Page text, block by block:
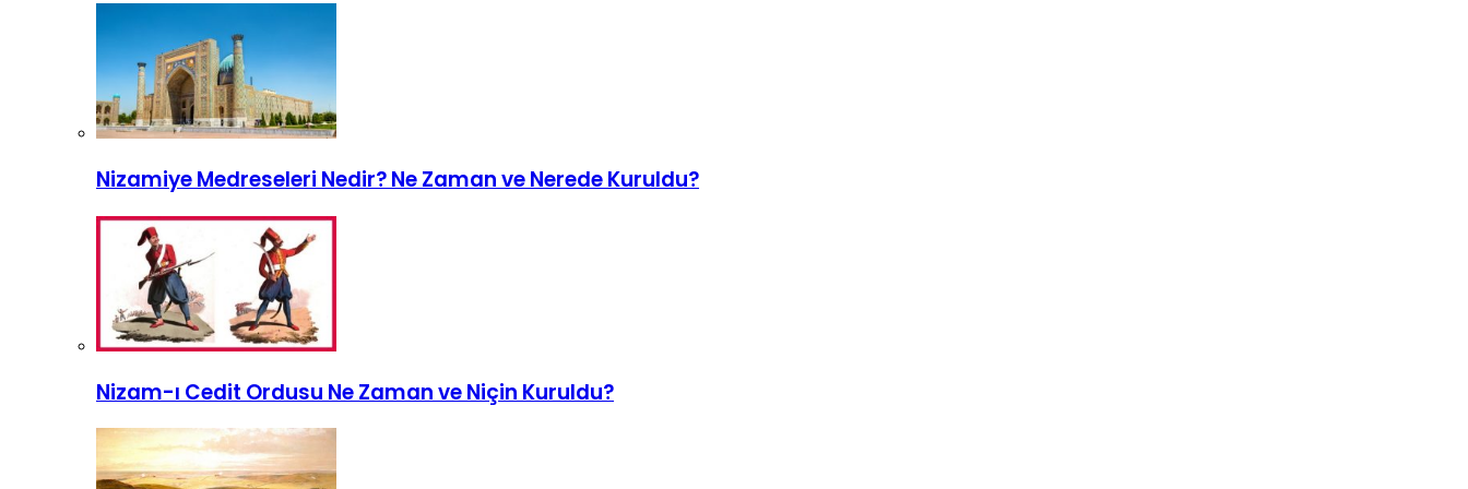
Nizamiye Medreseleri Nedir? Ne Zaman ve Nerede Kuruldu?
Nizam-ı Cedit Ordusu Ne Zaman ve Niçin Kuruldu?